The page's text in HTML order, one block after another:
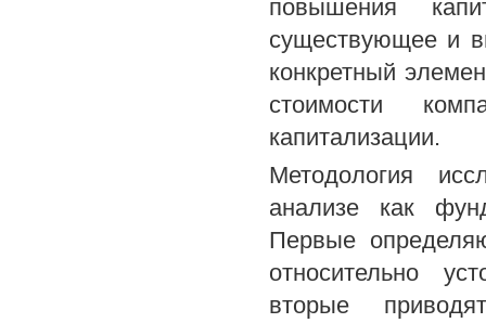
повышения
существующее и
конкретный
стоимости
капитализации.
Методология
анализе как
Первые
относительно
вторые